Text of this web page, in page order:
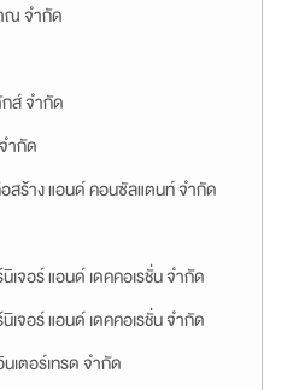
ณ จำกัด
ส์ จำกัด
ำกัด
ร้าง แอนด์ คอนซัลแตนท์ จำกัด
จอร์ แอนด์ เดคคอเรชั่น จำกัด
จอร์ แอนด์ เดคคอเรชั่น จำกัด
เตอร์เทรด จำกัด